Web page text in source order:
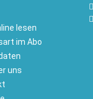
lesen
im Abo
uns